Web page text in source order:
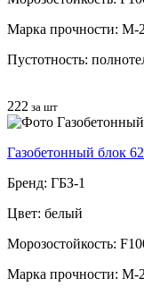
Марка прочности: М-
Пустотность:
222 за шт
Газобетонный блок
Бренд: ГБЗ-1
Цвет: белый
Морозостойкость:
Марка прочности: М-